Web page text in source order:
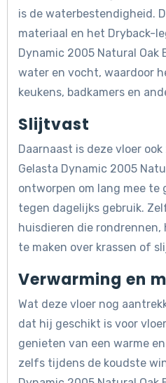
is de waterbestendigheid.
materiaal en het Dryback-
Dynamic 2005 Natural
water en vocht, waardoor
keukens, badkamers en
Slijtvast
Daarnaast is deze vloer
Gelasta Dynamic 2005
ontworpen om lang mee te
tegen dagelijks gebruik.
huisdieren die
te maken over krassen of
Verwarming en
Wat deze vloer nog
dat hij geschikt is voor
genieten van een warme
zelfs tijdens de koudste